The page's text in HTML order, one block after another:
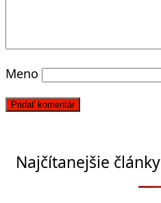
Meno
Najčítanejšie články